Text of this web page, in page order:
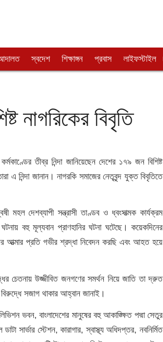
স্বদেশ শিক্ষাঙ্গন প্রবাস লাইফস্টাইল
নাগরিকের বিবৃতি
তীব্র নিন্দা জানিয়েছেন দেশের ১৭৯ জন বিশিষ্ট
এ নিন্দা জানান। নাগরকি সমাজের নেতৃবৃন্দ যুক্ত বিবৃতিতে
মহল দেশব্যাপী সন্ত্রাসী তাণ্ডব ও ধ্বংসাত্মক কার্যক্রম
বহু মূল্যবান প্রাণহানির ঘটনা ঘটেছে। কয়েকদিনের
আত্মার প্রতি গভীর শ্রদ্ধা নিবেদন করছি এবং আহত হয়ে
চেতনায় উজ্জীবিত জনগণের সমর্থন নিয়ে জাতি তা দ্রুত
সজাগ থাকার আহ্বান জানাই।
ভবন, বাংলাদেশের মানুষের বহু আকাঙ্ক্ষিত পদ্মা সেতুর
সার্ভার স্টেশন, কারাগার, স্বাস্থ্য অধিদপ্তর, নবনির্মিত